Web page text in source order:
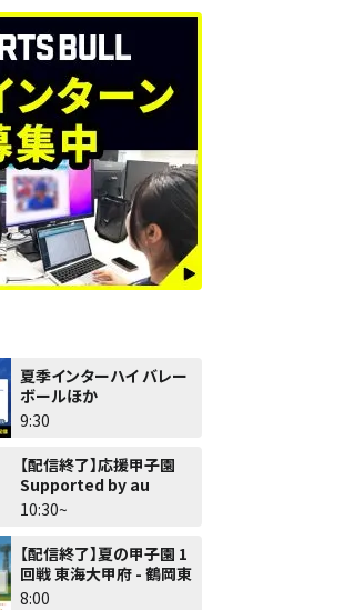
夏季インターハイ バレー
ボールほか
9:30
【配信終了】応援甲子園
Supported by au
10:30~
【配信終了】夏の甲子園 1
回戦 東海大甲府 - 鶴岡東
8:00